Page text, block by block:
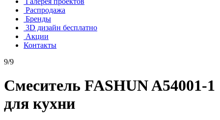
Распродажа
Бренды
3D дизайн бесплатно
Акции
Контакты
9/9
Смеситель FASHUN A54001-1
для кухни